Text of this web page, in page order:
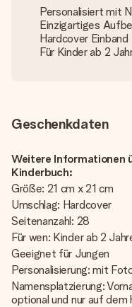
Personalisiert mit
Einzigartiges
Hardcover Einband
Für Kinder ab 2
Geschenkdaten
Weitere Informationen
Kinderbuch:
Größe: 21 cm x 21 cm
Umschlag: Hardcover
Seitenanzahl: 28
Für wen: Kinder ab 2
Geeignet für Jungen
Personalisierung: mit
Namensplatzierung:
optional und nur auf dem